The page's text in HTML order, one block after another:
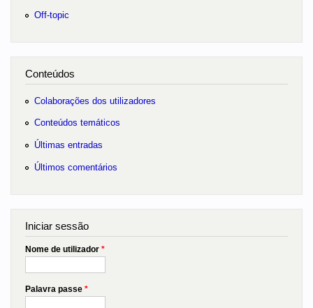
Off-topic
Conteúdos
Colaborações dos utilizadores
Conteúdos temáticos
Últimas entradas
Últimos comentários
Iniciar sessão
Nome de utilizador *
Palavra passe *